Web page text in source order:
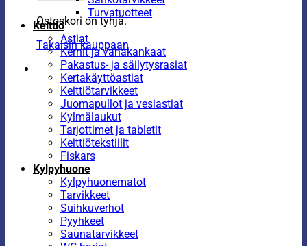
Ostoskori on tyhjä.
Takaisin kauppaan
Turvatuotteet
Keittiö
Astiat
Kernit ja vahakankaat
Pakastus- ja säilytysrasiat
Kertakäyttöastiat
Keittiötarvikkeet
Juomapullot ja vesiastiat
Kylmälaukut
Tarjottimet ja tabletit
Keittiötekstiilit
Fiskars
Kylpyhuone
Kylpyhuonematot
Tarvikkeet
Suihkuverhot
Pyyhkeet
Saunatarvikkeet